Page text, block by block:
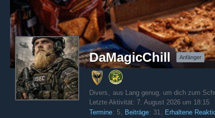
DaMagicChill Anfänger
Divers aus Lang genug, um dich zum
Letzte Aktivität: 7. August 2026 um 18:15
Termine
5 Beiträge 31 Erhaltene